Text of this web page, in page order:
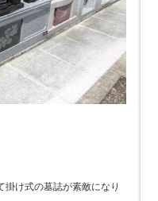
け式の墓誌が素敵になり